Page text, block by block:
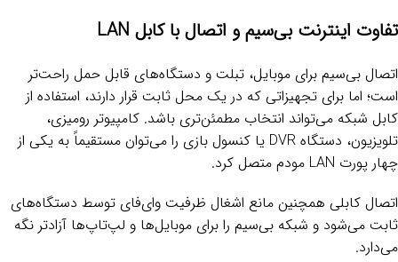
تفاوت اینترنت بی‌سیم و اتصال با کابل LAN
اتصال بی‌سیم برای موبایل، تبلت و دستگاه‌های قابل حمل راحت‌تر
است؛ اما برای تجهیزاتی که در یک محل ثابت قرار دارند، استفاده از
کابل شبکه می‌تواند انتخاب مطمئن‌تری باشد. کامپیوتر رومیزی،
تلویزیون، دستگاه DVR یا کنسول بازی را می‌توان مستقیماً به یکی از
چهار پورت LAN مودم متصل کرد.
اتصال کابلی همچنین مانع اشغال ظرفیت وای‌فای توسط دستگاه‌های
ثابت می‌شود و شبکه بی‌سیم را برای موبایل‌ها و لپ‌تاپ‌ها آزادتر نگه
می‌دارد.